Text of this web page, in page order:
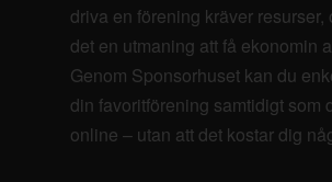
driva en förening kräver resurser,
det en utmaning att få ekonomin
Genom Sponsorhuset kan du
din favoritförening samtidigt som
online – utan att det kostar dig